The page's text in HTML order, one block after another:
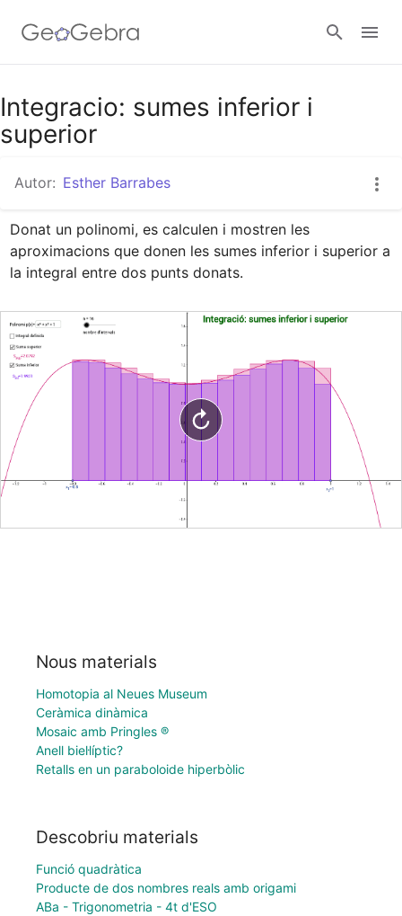
Google Classroom
Valideu-vos
Integracio: sumes inferior i
superior
Autor: Esther Barrabes
Donat un polinomi, es calculen i mostren les
aproximacions que donen les sumes inferior i superior a
la integral entre dos punts donats.
Nous materials
Homotopia al Neues Museum
Ceràmica dinàmica
Mosaic amb Pringles ®
Anell biel·líptic?
Retalls en un paraboloide hiperbòlic
Descobriu materials
Funció quadràtica
Producte de dos nombres reals amb origami
ABa - Trigonometria - 4t d'ESO